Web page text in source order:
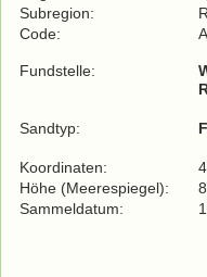
Subregion:
Code:
Fundstelle:
Sandtyp:
Koordinaten:
Höhe (Meerespiegel):
Sammeldatum: